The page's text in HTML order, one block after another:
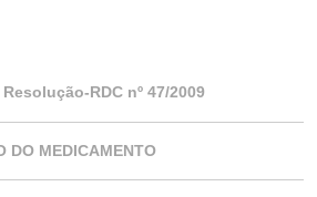
RDC nº 47/2009
DO MEDICAMENTO